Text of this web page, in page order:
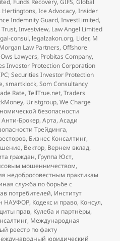
, Funds Recovery,GIFS,Global
Hertingtons,Ice Advocacy,Insider
Indemnity Guard,InvestLimited,
,Investview, Law Angel Limited
consul, legalzakon.org, Lider, M
Morgan Law Partners,Offshore
Ows Lawyers, Probitas Company,
Investor Protection Corporation
Securities Investor Protection
,smartklock,Som Consultancy
Rate,TellTrue.net,Traders
, Uristgroup,We Charge
безопасности
Анти-Брокер,Арта,Асади
Трейдинга,
, Бизнес Консалтинг,
, Вектор, Вернем вклад,
граждан, Группа Юст,
мошенничеством,
недобросовестным практикам
служба по борьбе с
потребителей, Институт
НАУФОР, Кодекс и право, Консул,
прав, Кулеба и партнёры,
, Международная
реестр по факту
юридический